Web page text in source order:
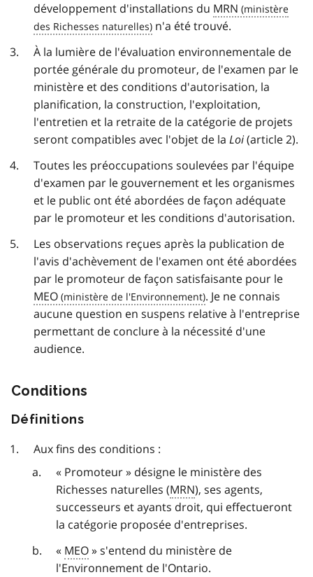
développement d'installations du MRN
n'a été trouvé.
À la lumière de l'évaluation environnementale de
portée générale du promoteur, de l'examen par le
ministère et des conditions d'autorisation, la
planification, la construction, l'exploitation,
l'entretien et la retraite de la catégorie de projets
seront compatibles avec l'objet de la Loi(article 2).
Toutes les préoccupations soulevées par l'équipe
d'examen par le gouvernement et les organismes
et le public ont été abordées de façon adéquate
par le promoteur et les conditions d'autorisation.
Les observations reçues après la publication de
l'avis d'achèvement de l'examen ont été abordées
par le promoteur de façon satisfaisante pour le
MEO
. Je ne connais
aucune question en suspens relative à l'entreprise
permettant de conclure à la nécessité d'une
audience.
Conditions
Définitions
Aux fins des conditions :
« Promoteur » désigne le ministère des
Richesses naturelles (MRN), ses agents,
successeurs et ayants droit, qui effectueront
la catégorie proposée d'entreprises.
« MEO» s'entend du ministère de
l'Environnement de l'Ontario.